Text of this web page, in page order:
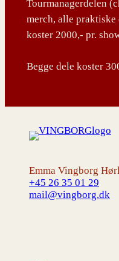
Tourmanagerdelen
merch, alle praktiske
koster 2000,- pr.
Begge dele koster
Emma Vingborg
+45 26 35 01 29
mail@vingborg.dk